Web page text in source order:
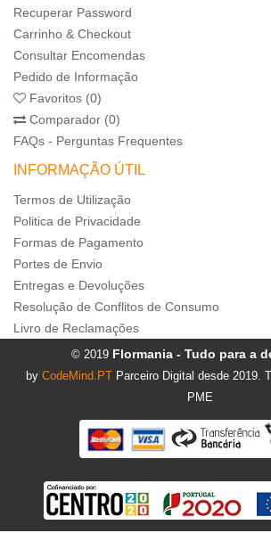
Recuperar Password
Carrinho & Checkout
Consultar Encomendas
Pedido de Informação
Favoritos (0)
Comparador (0)
FAQs - Perguntas Frequentes
INFORMAÇÃO ÚTIL
Termos de Utilização
Politica de Privacidade
Formas de Pagamento
Portes de Envio
Entregas e Devoluções
Resolução de Conflitos de Consumo
Livro de Reclamações
© 2019 Flormania - Tudo para a
by CodeMind.PT Parceiro Digital desde 2019.
PME